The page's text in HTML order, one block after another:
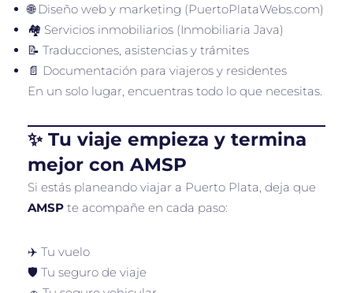
🌐 Diseño web y marketing (PuertoPlataWebs.com)
🏘️ Servicios inmobiliarios (Inmobiliaria Java)
📝 Traducciones, asistencias y trámites
📄 Documentación para viajeros y residentes
En un solo lugar, encuentras todo lo que necesitas.
✨ Tu viaje empieza y termina
mejor con AMSP
Si estás planeando viajar a Puerto Plata, deja que
AMSP te acompañe en cada paso:
✈️ Tu vuelo
🛡️ Tu seguro de viaje